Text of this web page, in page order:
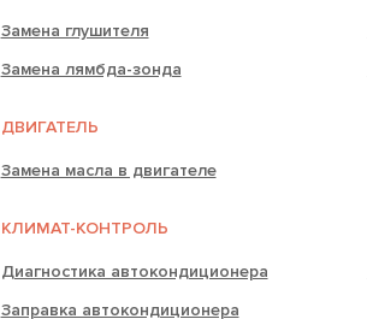
Замена глушителя
Замена лямбда-зонда
ДВИГАТЕЛЬ
Замена масла в двигателе
КЛИМАТ-КОНТРОЛЬ
Диагностика автокондиционера
Заправка автокондиционера